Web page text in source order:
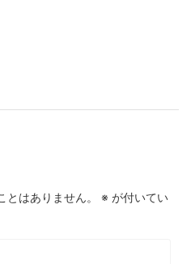
はありません。 ※ が付いてい